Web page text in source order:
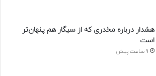
هشدار درباره مخدری که از سیگار هم پنهان‌تر
است
9 ساعت پیش